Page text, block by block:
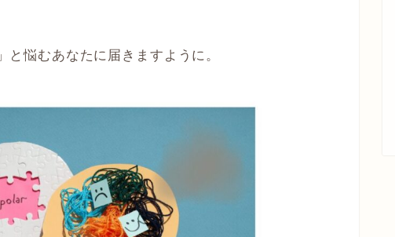
」と悩むあなたに届きますように。